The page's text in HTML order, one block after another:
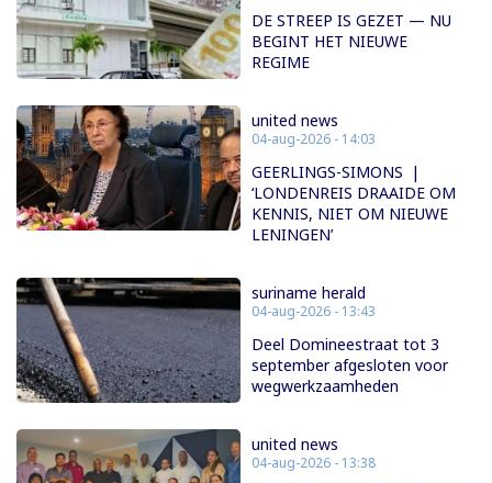
DE STREEP IS GEZET — NU
BEGINT HET NIEUWE
REGIME
united news
04-aug-2026 - 14:03
GEERLINGS-SIMONS |
‘LONDENREIS DRAAIDE OM
KENNIS, NIET OM NIEUWE
LENINGEN’
suriname herald
04-aug-2026 - 13:43
Deel Domineestraat tot 3
september afgesloten voor
wegwerkzaamheden
united news
04-aug-2026 - 13:38